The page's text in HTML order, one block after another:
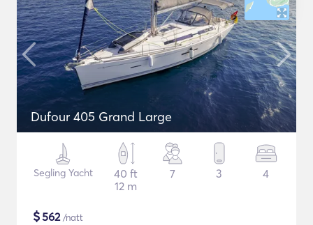
Dufour 405 Grand Large
Segling Yacht
40 ft
12 m
7 3 4
$562/natt